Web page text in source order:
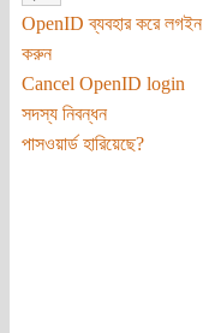
OpenID ব্যবহার করে লগইন
করুন
Cancel OpenID login
সদস্য নিবন্ধন
পাসওয়ার্ড হারিয়েছে?